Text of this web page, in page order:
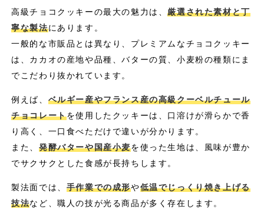
高級チョコクッキーの最大の魅力は、厳選された素材と丁
寧な製法にあります。
一般的な市販品とは異なり、プレミアムなチョコクッキー
は、カカオの産地や品種、バターの質、小麦粉の種類にま
でこだわり抜かれています。
例えば、 ベルギー産やフランス産の高級クーベルチュール
チョコレートを使用したクッキーは、口溶けが滑らかで香
り高く、一口食べただけで違いが分かります。
また、 発酵バターや国産小麦を使った生地は、風味が豊か
でサクサクとした食感が長持ちします。
製法面では、 手作業での成形や低温でじっくり焼き上げる
技法など、職人の技が光る商品が多く存在します。